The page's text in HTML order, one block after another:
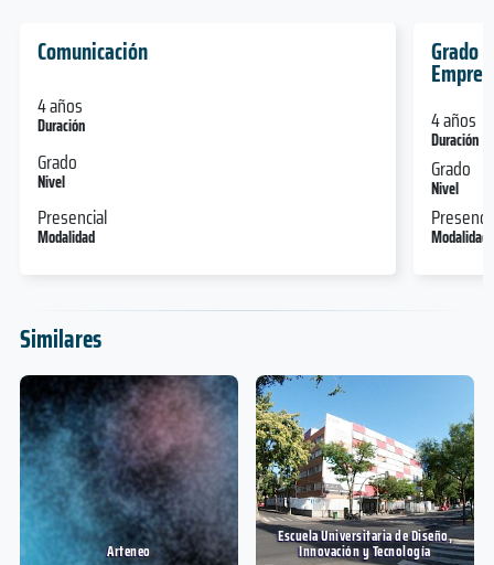
Comunicación
4 años
Duración
Grado
Nivel
Presencial
Modalidad
Grado
4 años
Duración
Grado
Nivel
Modalidad
Similares
Arteneo
Escuela Universitaria de Diseño,
Innovación y Tecnología